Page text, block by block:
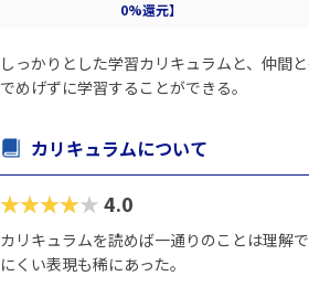
0%還元】
しっかりとした学習カリキュラムと、仲間
でめげずに学習することができる。
カリキュラムについて
★★★★★4.0
カリキュラムを読めば一通りのことは理解
にくい表現も稀にあった。